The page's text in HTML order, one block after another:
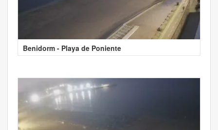
Benidorm - Playa de Poniente